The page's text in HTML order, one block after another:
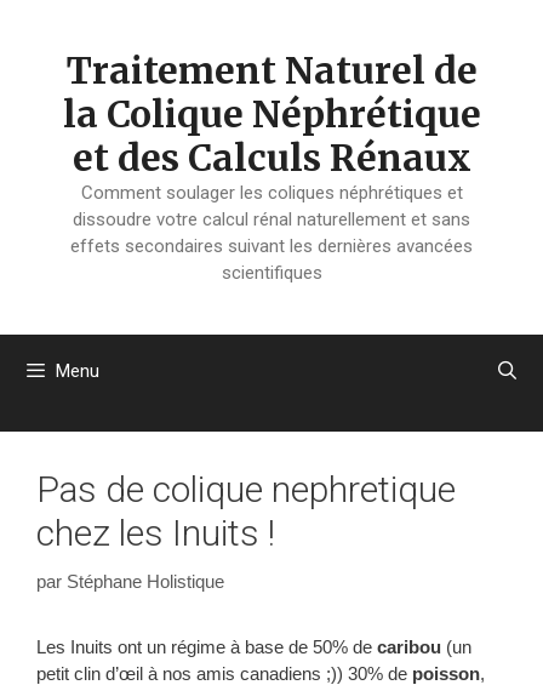
Traitement Naturel de
la Colique Néphrétique
et des Calculs Rénaux
Comment soulager les coliques néphrétiques et
dissoudre votre calcul rénal naturellement et sans
effets secondaires suivant les dernières avancées
scientifiques
Menu
Pas de colique nephretique
chez les Inuits !
par Stéphane Holistique
Les Inuits ont un régime à base de 50% de caribou (un
petit clin d’œil à nos amis canadiens ;)) 30% de poisson,